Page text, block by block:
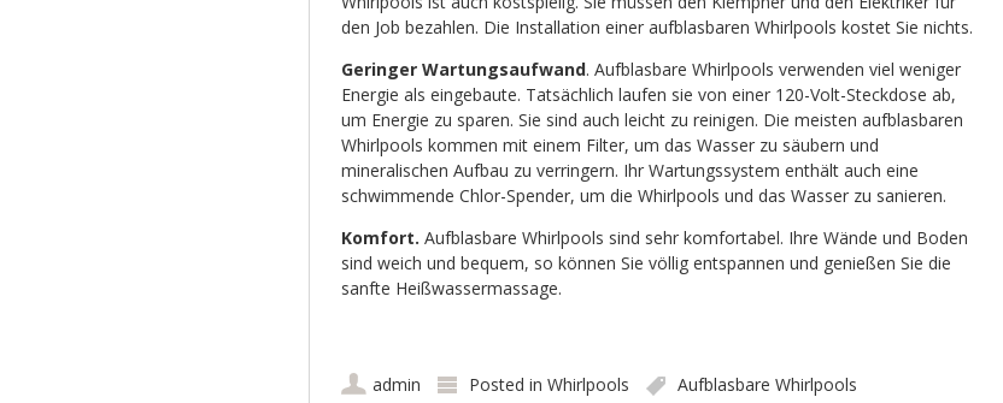
den Job bezahlen. Die Installation einer aufblasbaren Whirlpools kostet Sie nichts.
Geringer Wartungsaufwand. Aufblasbare Whirlpools verwenden viel weniger
Energie als eingebaute. Tatsächlich laufen sie von einer 120-Volt-Steckdose ab,
um Energie zu sparen. Sie sind auch leicht zu reinigen. Die meisten aufblasbaren
Whirlpools kommen mit einem Filter, um das Wasser zu säubern und
mineralischen Aufbau zu verringern. Ihr Wartungssystem enthält auch eine
schwimmende Chlor-Spender, um die Whirlpools und das Wasser zu sanieren.
Komfort. Aufblasbare Whirlpools sind sehr komfortabel. Ihre Wände und Boden
sind weich und bequem, so können Sie völlig entspannen und genießen Sie die
sanfte Heißwassermassage.
admin Posted in Whirlpools Aufblasbare Whirlpools